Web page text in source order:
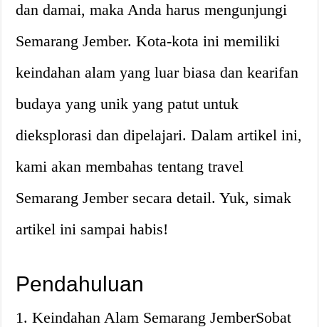
dan damai, maka Anda harus mengunjungi
Semarang Jember. Kota-kota ini memiliki
keindahan alam yang luar biasa dan kearifan
budaya yang unik yang patut untuk
dieksplorasi dan dipelajari. Dalam artikel ini,
kami akan membahas tentang travel
Semarang Jember secara detail. Yuk, simak
artikel ini sampai habis!
Pendahuluan
1. Keindahan Alam Semarang JemberSobat